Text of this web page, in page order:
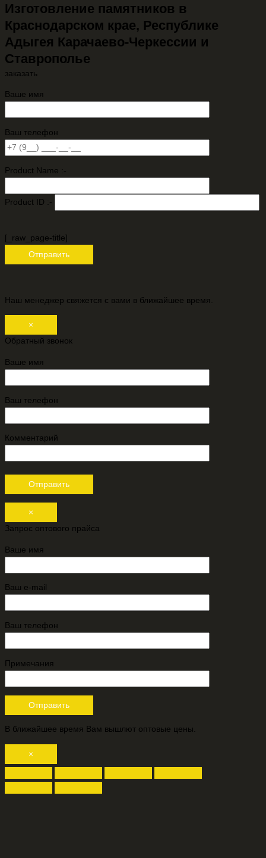
Изготовление памятников в
Краснодарском крае, Республике
Адыгея Карачаево-Черкессии и
Ставрополье
заказать
Ваше имя
Ваш телефон
Product Name :-
Product ID :-
[_raw_page-title]
Наш менеджер свяжется с вами в ближайшее время.
×
Обратный звонок
Ваше имя
Ваш телефон
Комментарий
×
Запрос оптового прайса
Ваше имя
Ваш e-mail
Ваш телефон
Примечания
В ближайшее время Вам вышлют оптовые цены.
×